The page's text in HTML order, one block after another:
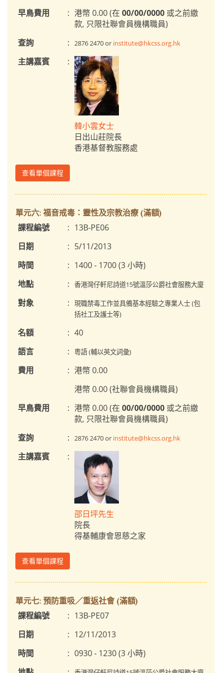
早鳥費用
: 港幣 0.00 (在 00/00/0000 或之前繳
款, 只限社聯會員機構職員)
查詢
: 2876 2470 or institute@hkcss.org.hk
主講嘉賓 :
韓小雲女士
日出山莊院長
香港基督教服務處
查看單個課程
單元六: 福音戒毒：靈性及宗教治療 (滿額)
課程編號 : 13B-PE06
日期
: 5/11/2013
時間
: 1400 - 1700 (3 小時)
地點
: 香港灣仔軒尼詩道15號溫莎公爵社會服務大廈
對象 :
現職禁毒工作並具備基本經驗之專業人士 (包
括社工及護士等)
名額 : 40
語言
: 粵語 (輔以英文詞彙)
費用 : 港幣 0.00
港幣 0.00 (社聯會員機構職員)
早鳥費用
: 港幣 0.00 (在 00/00/0000 或之前繳
款, 只限社聯會員機構職員)
查詢
: 2876 2470 or institute@hkcss.org.hk
主講嘉賓 :
邵日坪先生
院長
得基輔康會恩慈之家
查看單個課程
單元七: 預防重吸／重返社會 (滿額)
課程編號 : 13B-PE07
日期
: 12/11/2013
時間
: 0930 - 1230 (3 小時)